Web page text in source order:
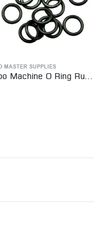
SUPPLIES
MASTER SUPPLIES